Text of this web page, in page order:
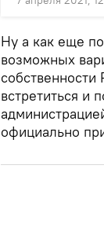
Ну а как еще
возможных
встретиться и
официально